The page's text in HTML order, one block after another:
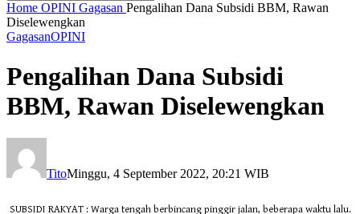
Home OPINI Gagasan Pengalihan Dana Subsidi BBM, Rawan
Diselewengkan
GagasanOPINI
Pengalihan Dana Subsidi
BBM, Rawan Diselewengkan
TitoMinggu, 4 September 2022, 20:21 WIB
SUBSIDI RAKYAT : Warga tengah berbincang pinggir jalan, beberapa waktu lalu.